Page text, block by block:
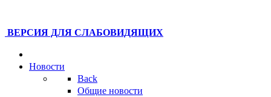
ВЕРСИЯ ДЛЯ СЛАБОВИДЯЩИХ
Новости
Back
Общие новости